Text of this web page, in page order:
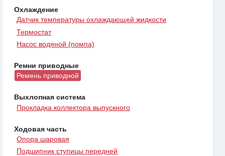
Охлаждение
Датчик температуры охлаждающей жидкости
Термостат
Насос водяной (помпа)
Ремни приводные
Ремень приводной
Выхлопная система
Прокладка коллектора выпускного
Ходовая часть
Опора шаровая
Подшипник ступицы передней